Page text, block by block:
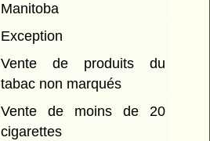
Manitoba
Exception
Vente de produits du
tabac non marqués
Vente de moins de 20
cigarettes